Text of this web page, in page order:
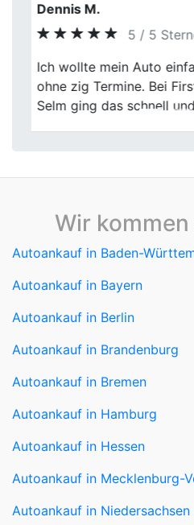
Thomas A.
4 / 5
Super nette Beratung,
zufrieden.
Autoankauf in Baden-
Autoankauf in Berlin
Autoankauf in Niedersachsen